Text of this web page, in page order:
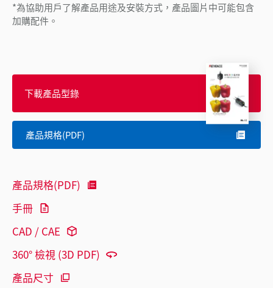
*為協助用戶了解產品用途及安裝方式，產品圖片中可能包含
加購配件。
下載產品型錄
產品規格(PDF)
產品規格(PDF)
手冊
CAD / CAE
360° 檢視 (3D PDF)
產品尺寸